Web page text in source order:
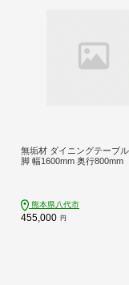
無垢材 ダイニングテーブ
脚 幅1600mm 奥行800mm
熊本県八代市
455,000 円